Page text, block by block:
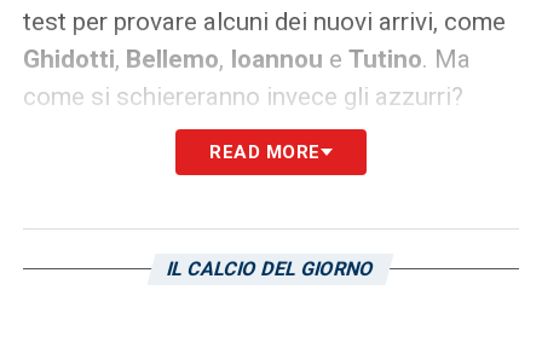
test per provare alcuni dei nuovi arrivi, come
Ghidotti, Bellemo, Ioannou e Tutino. Ma
come si schiereranno invece gli azzurri?
Roberto D’Aversadovrebbe affidarsi al 3-4-
pianetaempoli.it. In porta spazio a
Vaszquez, conIsmajili,Guarino eVitia
READ MORE
IL CALCIO DEL GIORNO